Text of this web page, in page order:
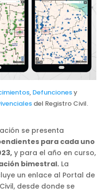
, Defuncionesy
del Registro Civil.
se presenta
para cada uno
y para el año en curso,
bimestral. La
un enlace al Portal de
desde donde se